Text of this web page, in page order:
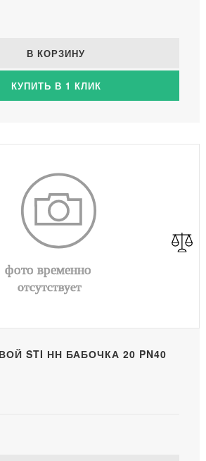
В КОРЗИНУ
КУПИТЬ В 1 КЛИК
STI НН БАБОЧКА 20 PN40